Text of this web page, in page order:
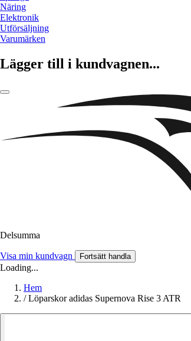
Näring
Elektronik
Utförsäljning
Varumärken
Lägger till i kundvagnen...
Delsumma
Visa min kundvagn Fortsätt handla
Loading...
Hem
/ Löparskor adidas Supernova Rise 3 ATR